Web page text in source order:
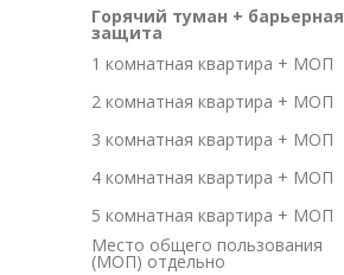
Горячий туман + барьерная
защита
1 комнатная квартира + МОП
2 комнатная квартира + МОП
3 комнатная квартира + МОП
4 комнатная квартира + МОП
5 комнатная квартира + МОП
Место общего пользования
(МОП) отдельно